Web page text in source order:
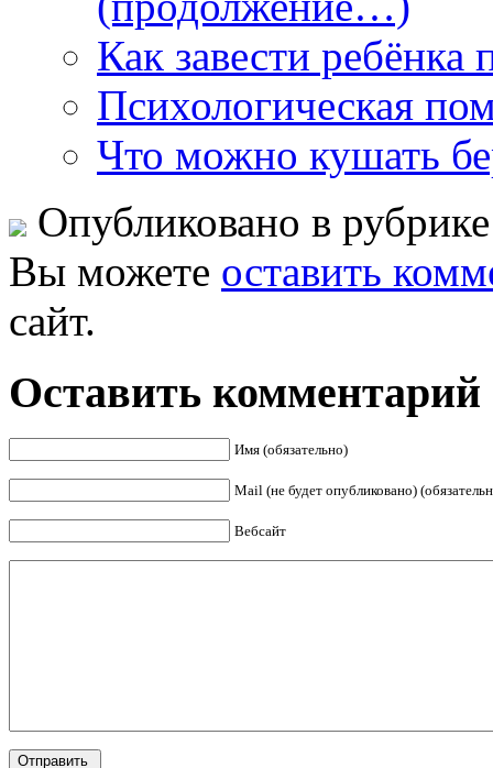
Как завести
Психологическая
Что можно кушать
Опубликовано в
Вы можете оставить
сайт.
Оставить комментарий
Имя (обязательно)
Mail (не будет опубликовано)
Вебсайт